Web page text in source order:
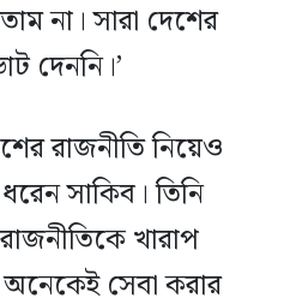
না। সারা দেশের
দেননি।’
রাজনীতি নিয়েও
সাকিব। তিনি
খারাপ
সেবা করার